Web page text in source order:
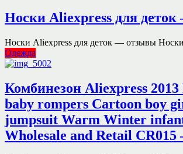
Носки Aliexpress для
Носки Aliexpress для деток — отзывы
Одежда
Комбинезон Aliexpress 2013
baby rompers Cartoon boy
jumpsuit Warm Winter
Wholesale and Retail